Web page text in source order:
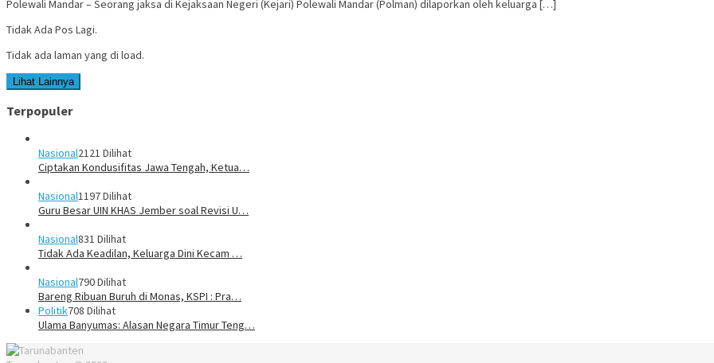
Polewali Mandar – Seorang jaksa di Kejaksaan Negeri (Kejari) Polewali Mandar (Polman) dilaporkan oleh keluarga […]
Tidak Ada Pos Lagi.
Tidak ada laman yang di load.
Lihat Lainnya
Terpopuler
Nasional2121 Dilihat
Ciptakan Kondusifitas Jawa Tengah, Ketua…
Nasional1197 Dilihat
Guru Besar UIN KHAS Jember soal Revisi U…
Nasional831 Dilihat
Tidak Ada Keadilan, Keluarga Dini Kecam …
Nasional790 Dilihat
Bareng Ribuan Buruh di Monas, KSPI : Pra…
Politik708 Dilihat
Ulama Banyumas: Alasan Negara Timur Teng…